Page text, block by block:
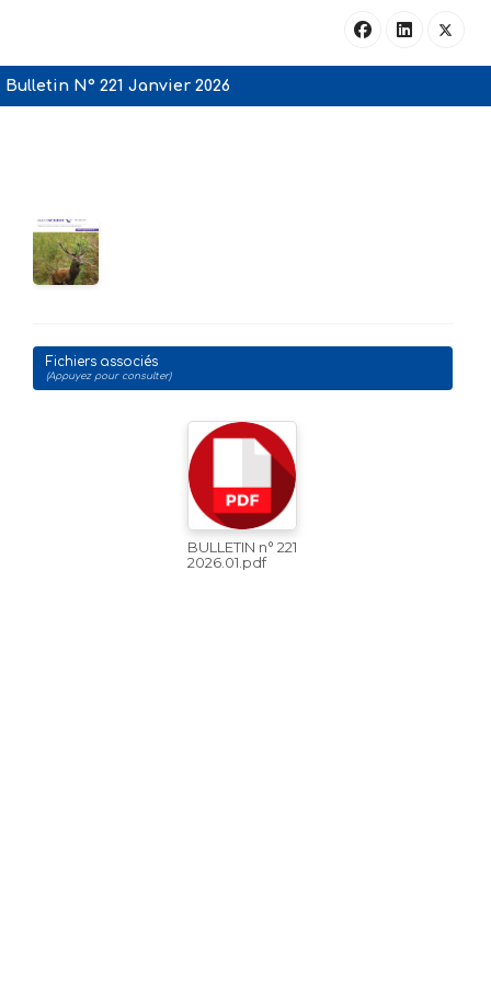
Bulletin N° 221 Janvier 2026
Fichiers associés
(Appuyez pour consulter)
BULLETIN n° 221
2026.01.pdf